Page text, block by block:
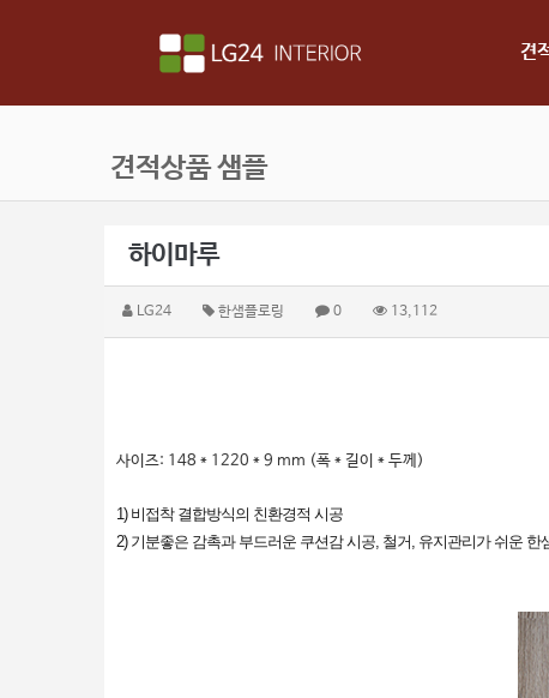
견
견적상품 샘플
하이마루
LG24 한샘플로링 0 13,112
사이즈: 148 * 1220 * 9 mm (폭 * 길이 * 두께)
1) 비접착 결합방식의 친환경적 시공
2) 기분좋은 감촉과 부드러운 쿠션감 시공, 철거, 유지관리가 쉬운